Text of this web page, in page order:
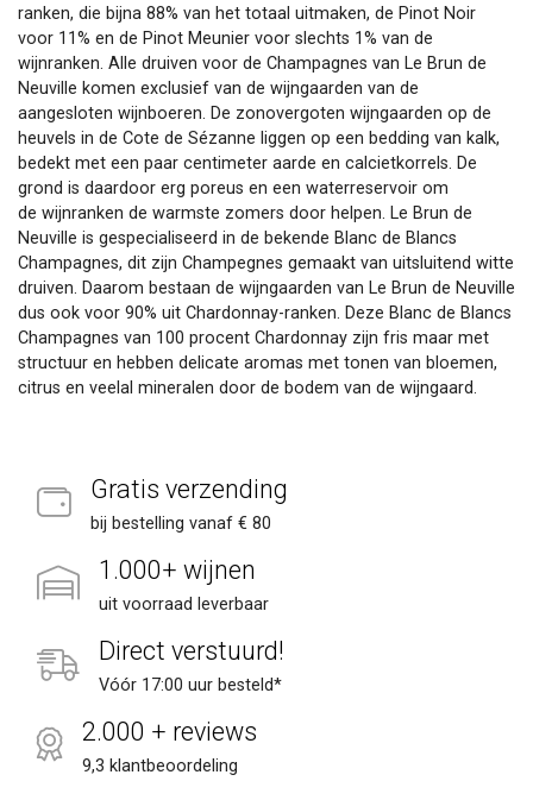
ranken, die bijna 88% van het totaal uitmaken, de Pinot Noir
voor 11% en de Pinot Meunier voor slechts 1% van de
wijnranken. Alle druiven voor de Champagnes van Le Brun de
Neuville komen exclusief van de wijngaarden van de
aangesloten wijnboeren. De zonovergoten wijngaarden op de
heuvels in de Cote de Sézanne liggen op een bedding van kalk,
bedekt met een paar centimeter aarde en calcietkorrels. De
grond is daardoor erg poreus en een waterreservoir om
de wijnranken de warmste zomers door helpen. Le Brun de
Neuville is gespecialiseerd in de bekende Blanc de Blancs
Champagnes, dit zijn Champegnes gemaakt van uitsluitend witte
druiven. Daarom bestaan de wijngaarden van Le Brun de Neuville
dus ook voor 90% uit Chardonnay-ranken. Deze Blanc de Blancs
Champagnes van 100 procent Chardonnay zijn fris maar met
structuur en hebben delicate aromas met tonen van bloemen,
citrus en veelal mineralen door de bodem van de wijngaard.
Gratis verzending
bij bestelling vanaf € 80
1.000+ wijnen
uit voorraad leverbaar
Direct verstuurd!
Vóór 17:00 uur besteld*
2.000 + reviews
9,3 klantbeoordeling